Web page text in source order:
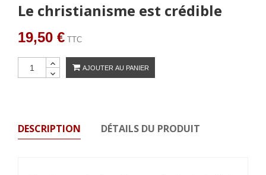
Le christianisme est crédible
19,50 € TTC
AJOUTER AU PANIER
DESCRIPTION DÉTAILS DU PRODUIT